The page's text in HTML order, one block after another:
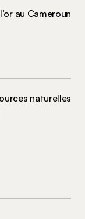
au Cameroun
naturelles